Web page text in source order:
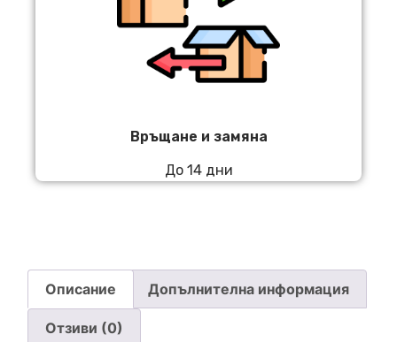
Връщане и замяна
До 14 дни
Описание Допълнителна информация
Отзиви (0)